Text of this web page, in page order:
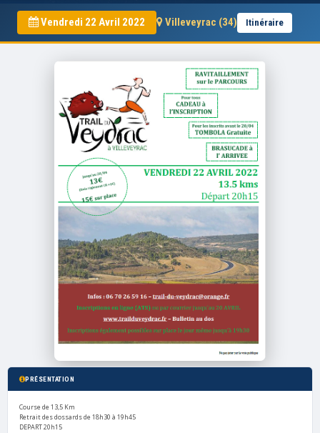
Vendredi 22 Avril 2022 Villeveyrac (34) Itinéraire
PRÉSENTATION
Course de 13,5 Km
Retrait des dossards de 18h30 à 19h45
DEPART 20h15